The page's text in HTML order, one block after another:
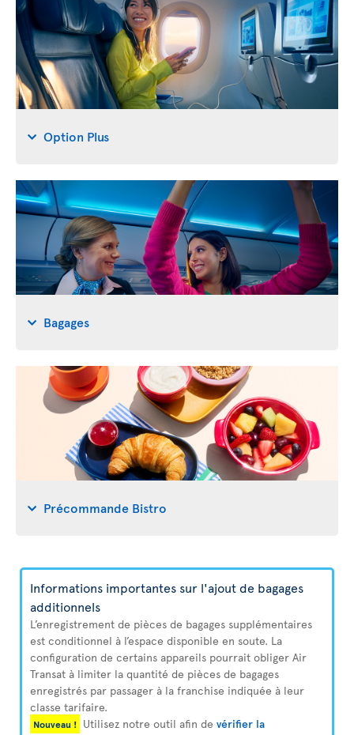
Option Plus
Bagages
Précommande Bistro
Informations importantes sur l'ajout de bagages
additionnels
L’enregistrement de pièces de bagages supplémentaires
est conditionnel à l’espace disponible en soute. La
configuration de certains appareils pourrait obliger Air
Transat à limiter la quantité de pièces de bagages
enregistrés par passager à la franchise indiquée à leur
classe tarifaire.
Nouveau ! Utilisez notre outil afin de vérifier la